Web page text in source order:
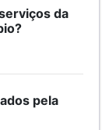
da
pela